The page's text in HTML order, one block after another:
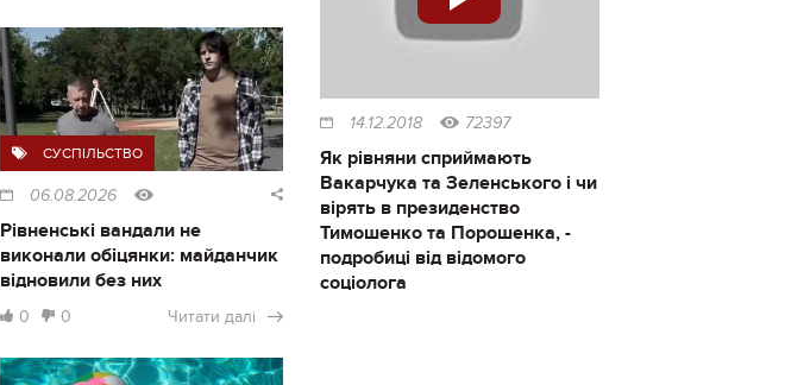
СУСПІЛЬСТВО
06.08.2026
Рівненські вандали не
виконали обіцянки: майданчик
відновили без них
0 0 Читати далі
14.12.2018 72397
Як рівняни сприймають
Вакарчука та Зеленського і чи
вірять в президенство
Тимошенко та Порошенка, -
подробиці від відомого
соціолога